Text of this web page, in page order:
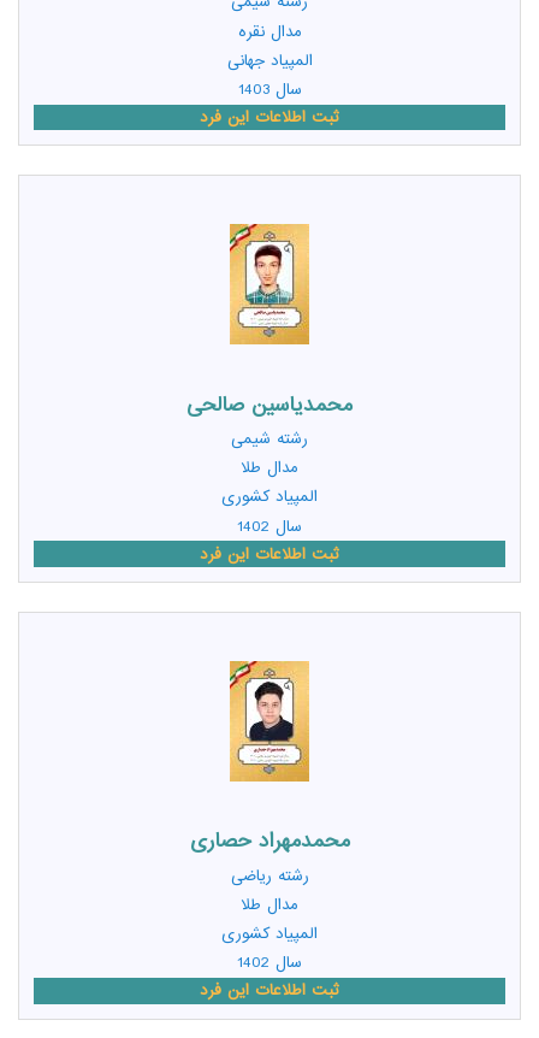
مدال نقره
المپیاد جهانی
سال 1403
ثبت اطلاعات این فرد
محمدیاسین صالحی
رشته شیمی
مدال طلا
المپیاد کشوری
سال 1402
ثبت اطلاعات این فرد
محمدمهراد حصاری
رشته ریاضی
مدال طلا
المپیاد کشوری
سال 1402
ثبت اطلاعات این فرد